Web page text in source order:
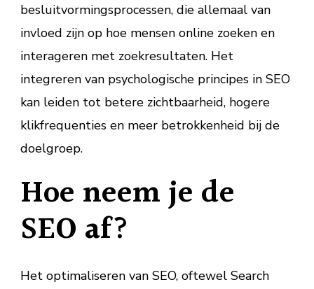
besluitvormingsprocessen, die allemaal van
invloed zijn op hoe mensen online zoeken en
interageren met zoekresultaten. Het
integreren van psychologische principes in SEO
kan leiden tot betere zichtbaarheid, hogere
klikfrequenties en meer betrokkenheid bij de
doelgroep.
Hoe neem je de
SEO af?
Het optimaliseren van SEO, oftewel Search